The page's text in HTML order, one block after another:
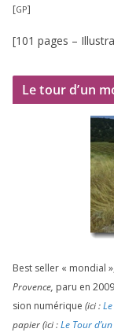
[GP]
[101 pages –
Le tour d’un
Best sel­ler « mon­dial »,
Provence, paru en 2009
sion numé­rique (ici :
papier (ici :Le Tour